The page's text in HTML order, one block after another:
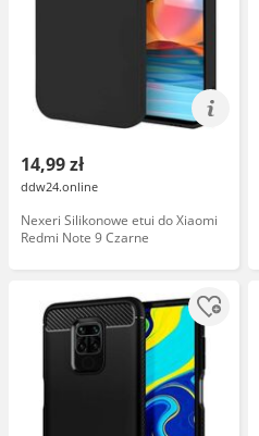
14,99 zł
ddw24.online
Nexeri Silikonowe etui do Xiaomi
Redmi Note 9 Czarne